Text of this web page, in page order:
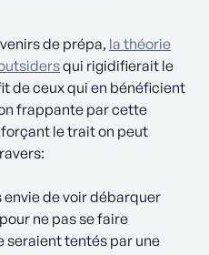
de prépa, la théorie
qui rigidifierait le
de ceux qui en bénéficient
frappante par cette
le trait on peut
envie de voir débarquer
ne pas se faire
seraient tentés par une